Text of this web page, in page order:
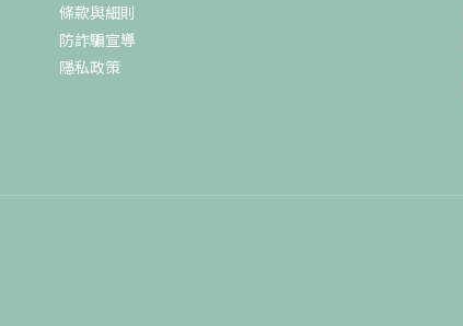
條款與細則
防詐騙宣導
隱私政策